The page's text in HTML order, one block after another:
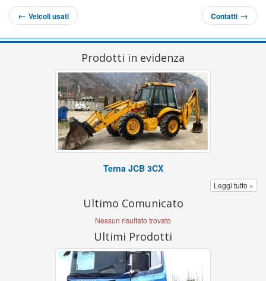
← Veicoli usati Contatti →
Prodotti in evidenza
Terna JCB 3CX
Leggi tutto »
Ultimo Comunicato
Nessun risultato trovato
Ultimi Prodotti